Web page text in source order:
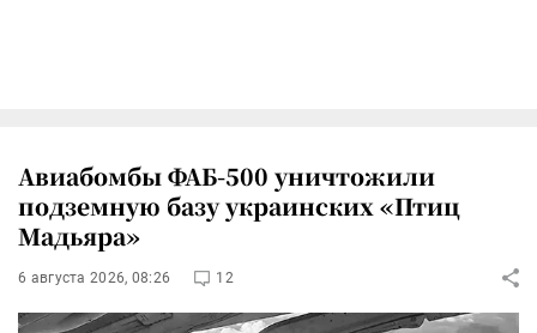
Авиабомбы ФАБ-500 уничтожили
подземную базу украинских «Птиц
Мадьяра»
6 августа 2026, 08:26 12